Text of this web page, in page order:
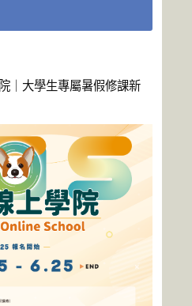
｜大學生專屬暑假修課新